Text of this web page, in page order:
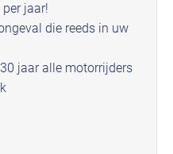
jaar!
die reeds in uw
jaar alle motorrijders